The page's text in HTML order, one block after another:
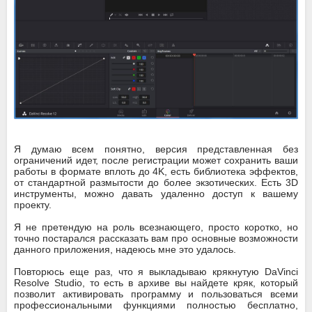
Я думаю всем понятно, версия представленная без
ограничений идет, после регистрации может сохранить ваши
работы в формате вплоть до 4K, есть библиотека эффектов,
от стандартной размытости до более экзотических. Есть 3D
инструменты, можно давать удаленно доступ к вашему
проекту.
Я не претендую на роль всезнающего, просто коротко, но
точно постарался рассказать вам про основные возможности
данного приложения, надеюсь мне это удалось.
Повторюсь еще раз, что я выкладываю крякнутую DaVinci
Resolve Studio, то есть в архиве вы найдете кряк, который
позволит активировать программу и пользоваться всеми
профессиональными функциями полностью бесплатно,